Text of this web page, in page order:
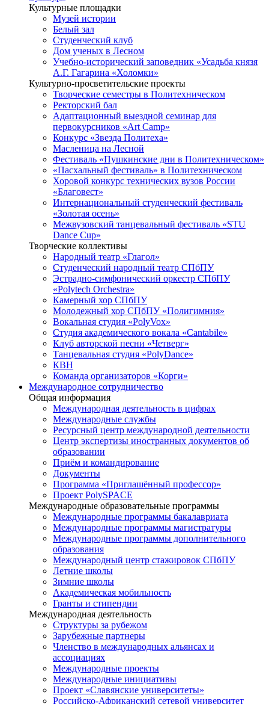
Культурные площадки
Музей истории
Белый зал
Студенческий клуб
Дом ученых в Лесном
Учебно-исторический заповедник «Усадьба князя
А.Г. Гагарина «Холомки»
Культурно-просветительские проекты
Творческие семестры в Политехническом
Ректорский бал
Адаптационный выездной семинар для
первокурсников «Art Camp»
Конкурс «Звезда Политеха»
Масленица на Лесной
Фестиваль «Пушкинские дни в Политехническом»
«Пасхальный фестиваль» в Политехническом
Хоровой конкурс технических вузов России
«Благовест»
Интернациональный студенческий фестиваль
«Золотая осень»
Межвузовский танцевальный фестиваль «STU
Dance Cup»
Творческие коллективы
Народный театр «Глагол»
Студенческий народный театр СПбПУ
Эстрадно-симфонический оркестр СПбПУ
«Polytech Orchestra»
Камерный хор СПбПУ
Молодежный хор СПбПУ «Полигимния»
Вокальная студия «PolyVox»
Студия академического вокала «Cantabile»
Клуб авторской песни «Четверг»
Танцевальная студия «PolyDance»
КВН
Команда организаторов «Корги»
Международное сотрудничество
Общая информация
Международная деятельность в цифрах
Международные службы
Ресурсный центр международной деятельности
Центр экспертизы иностранных документов об
образовании
Приём и командирование
Документы
Программа «Приглашённый профессор»
Проект PolySPACE
Международные образовательные программы
Международные программы бакалавриата
Международные программы магистратуры
Международные программы дополнительного
образования
Международный центр стажировок СПбПУ
Летние школы
Зимние школы
Академическая мобильность
Гранты и стипендии
Международная деятельность
Структуры за рубежом
Зарубежные партнеры
Членство в международных альянсах и
ассоциациях
Международные проекты
Международные инициативы
Проект «Славянские университеты»
Российско-Африканский сетевой университет